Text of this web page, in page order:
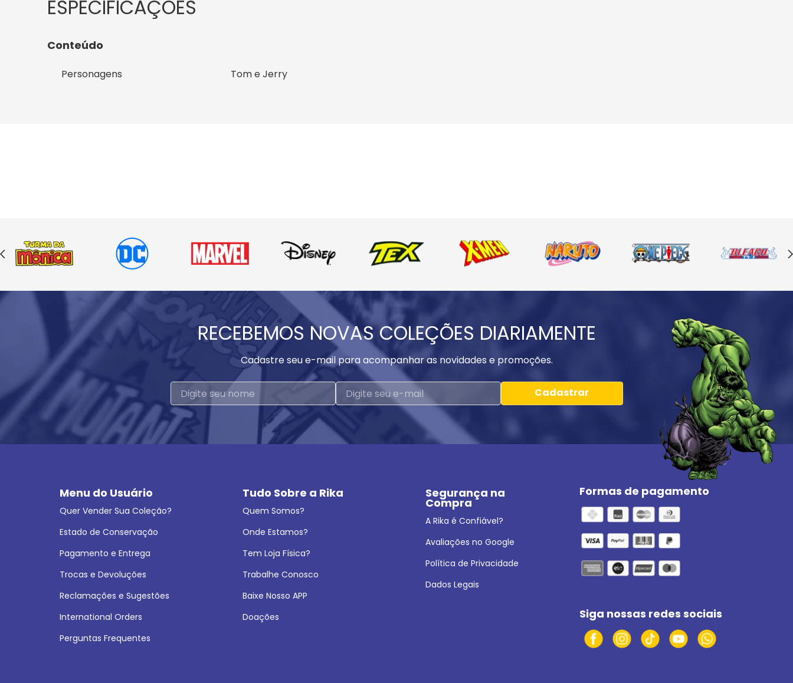
Conteúdo
Personagens Tom e Jerry
RECEBEMOS NOVAS COLEÇÕES DIARIAMENTE
Cadastre seu e-mail para acompanhar as novidades e promoções.
Cadastrar
Menu do Usuário
Quer Vender Sua Coleção?
Estado de Conservação
Pagamento e Entrega
Trocas e Devoluções
Reclamações e Sugestões
International Orders
Perguntas Frequentes
Tudo Sobre a Rika
Quem Somos?
Onde Estamos?
Tem Loja Física?
Trabalhe Conosco
Baixe Nosso APP
Doações
Segurança na
Compra
A Rika é Confiável?
Avaliações no Google
Política de Privacidade
Dados Legais
Formas de pagamento
Siga nossas redes sociais